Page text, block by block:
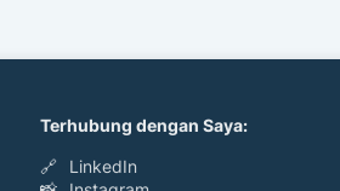
Terhubung dengan Saya:
🔗
LinkedIn